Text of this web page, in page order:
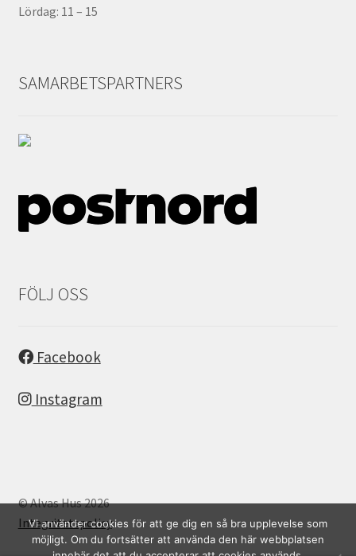
Lördag: 11 – 15
SAMARBETSPARTNERS
FÖLJ OSS
Facebook
Instagram
© Alvas Hus 2026
Integritetspolicy
Vi använder cookies för att ge dig en så bra upplevelse som
möjligt. Om du fortsätter att använda den här webbplatsen